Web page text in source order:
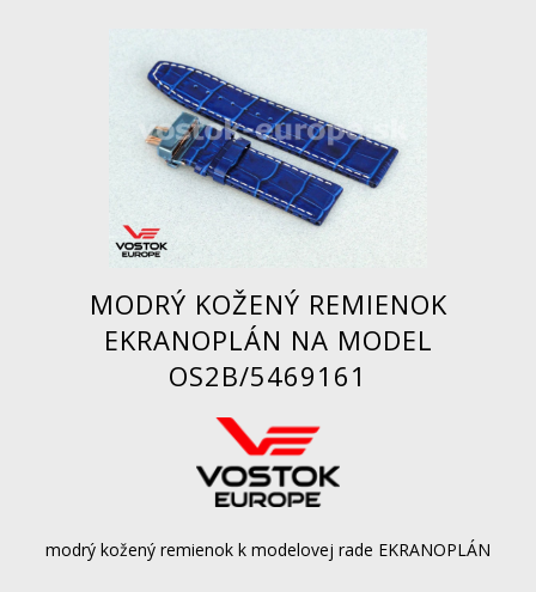
MODRÝ KOŽENÝ REMIENOK
EKRANOPLÁN NA MODEL
OS2B/5469161
modrý kožený remienok k modelovej rade EKRANOPLÁN